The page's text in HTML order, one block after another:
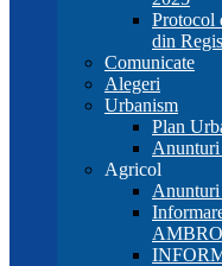
Protocol
din
Comunicate
Alegeri
Urbanism
Plan
Agricol